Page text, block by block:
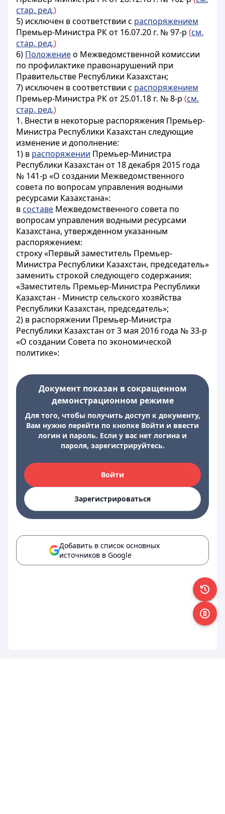
стар. ред.)
5) исключен в соответствии с распоряжением
Премьер-Министра РК от 16.07.20 г. № 97-р (см.
стар. ред.)
6) Положениео Межведомственной комиссии
по профилактике правонарушений при
Правительстве Республики Казахстан;
7) исключен в соответствии с распоряжением
Премьер-Министра РК от 25.01.18 г. № 8-р (см.
стар. ред.)
1. Внести в некоторые распоряжения Премьер-
Министра Республики Казахстан следующие
изменение и дополнение:
1) в распоряжении Премьер-Министра
Республики Казахстан от 18 декабря 2015 года
№ 141-р «О создании Межведомственного
совета по вопросам управления водными
ресурсами Казахстана»:
в составе Межведомственного совета по
вопросам управления водными ресурсами
Казахстана, утвержденном указанным
распоряжением:
строку «Первый заместитель Премьер-
Министра Республики Казахстан, председатель»
заменить строкой следующего содержания:
«Заместитель Премьер-Министра Республики
Казахстан - Министр сельского хозяйства
Республики Казахстан, председатель»;
2) в распоряжении Премьер-Министра
Республики Казахстан от 3 мая 2016 года № 33-р
«О создании Совета по экономической
политике»:
Документ показан в сокращенном
демонстрационном режиме
Для того, чтобы получить доступ к документу,
Вам нужно перейти по кнопке Войти и ввести
логин и пароль. Если у вас нет логина и
пароля, зарегистрируйтесь.
Войти
Зарегистрироваться
Добавить в список основных
источников в Google